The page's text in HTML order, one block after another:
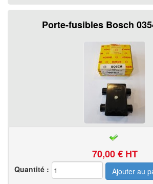
Porte-fusibles Bosch
70,00€ HT
Quantité :